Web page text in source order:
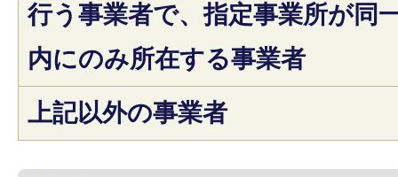
行う事業者で、指定事業所が同
内にのみ所在する事業者
上記以外の事業者